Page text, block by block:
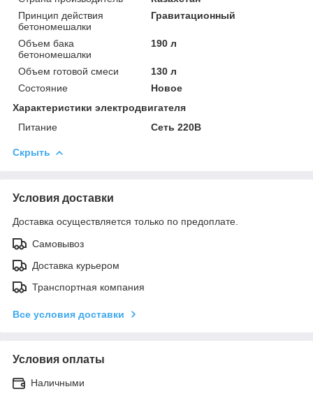
Принцип действия
бетономешалки
Гравитационный
Объем бака
бетономешалки
190 л
Объем готовой смеси
130 л
Состояние
Новое
Характеристики электродвигателя
Питание
Сеть 220В
Скрыть
Условия доставки
Доставка осуществляется только по предоплате.
Самовывоз
Доставка курьером
Транспортная компания
Все условия доставки
Условия оплаты
Наличными